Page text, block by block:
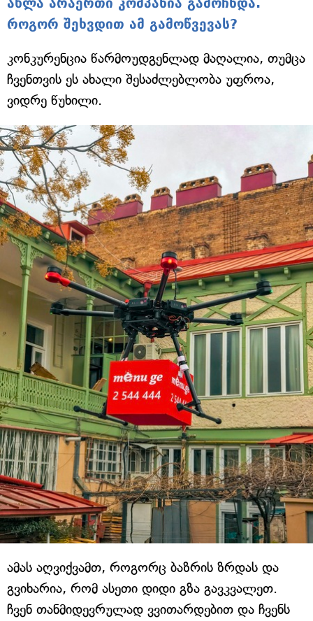
როგორ შეხვდით ამ გამოწვევას?
კონკურენცია წარმოუდგენლად მაღალია, თუმცა
ჩვენთვის ეს ახალი შესაძლებლობა უფროა,
ვიდრე წუხილი.
ამას აღვიქვამთ, როგორც ბაზრის ზრდას და
გვიხარია, რომ ასეთი დიდი გზა გავკვალეთ.
ჩვენ თანმიდევრულად ვვითარდებით და ჩვენს